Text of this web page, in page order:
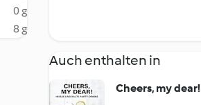
0 g
8 g
Auch enthalten in
Cheers, my dear!